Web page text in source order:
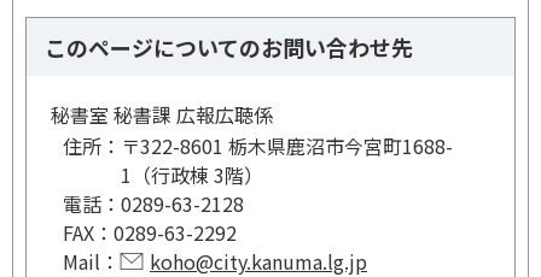
このページについてのお問い合わせ先
秘書室 秘書課 広報広聴係
住所： 〒322-8601 栃木県鹿沼市今宮町1688-
1（行政棟 3階）
電話： 0289-63-2128
FAX： 0289-63-2292
Mail：
koho@city.kanuma.lg.jp